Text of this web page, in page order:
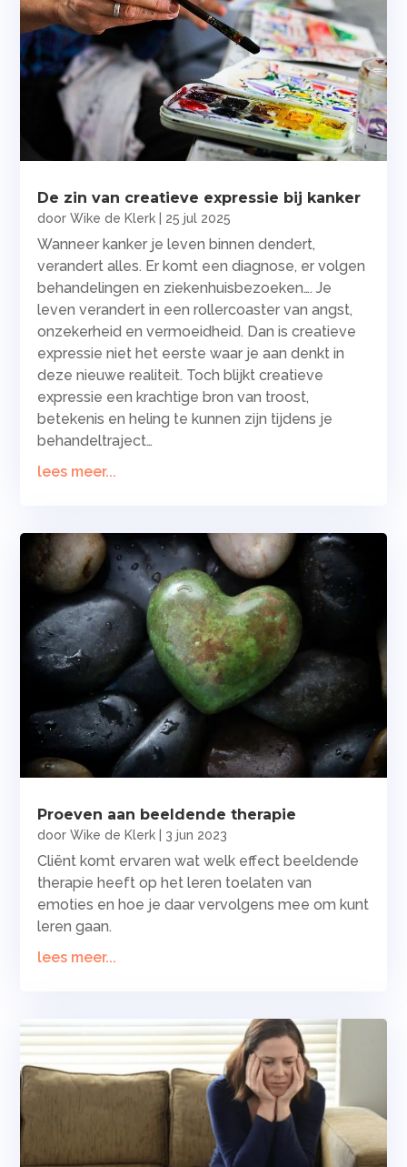
De zin van creatieve expressie bij kanker
doorWike de Klerk 25 jul 2025
Wanneer kanker je leven binnen dendert,
verandert alles. Er komt een diagnose, er volgen
behandelingen en ziekenhuisbezoeken…. Je
leven verandert in een rollercoaster van angst,
onzekerheid en vermoeidheid. Dan is creatieve
expressie niet het eerste waar je aan denkt in
deze nieuwe realiteit. Toch blijkt creatieve
expressie een krachtige bron van troost,
betekenis en heling te kunnen zijn tijdens je
behandeltraject…
lees meer...
Proeven aan beeldende therapie
doorWike de Klerk 3 jun 2023
Cliënt komt ervaren wat welk effect beeldende
therapie heeft op het leren toelaten van
emoties en hoe je daar vervolgens mee om kunt
leren gaan.
lees meer...